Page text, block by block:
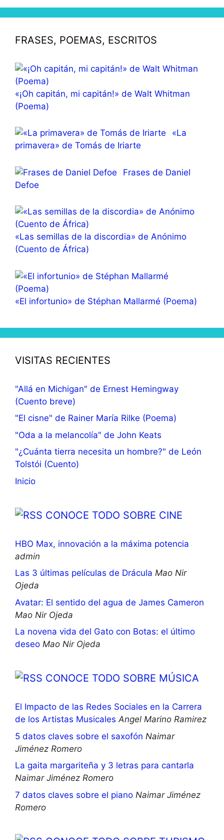
FRASES, POEMAS, ESCRITOS
«¡Oh capitán, mi capitán!» de Walt Whitman
(Poema)
«La
primavera» de Tomás de Iriarte
Frases de Daniel
Defoe
«Las semillas de la discordia» de Anónimo
(Cuento de África)
«El infortunio» de Stéphan Mallarmé (Poema)
VISITAS RECIENTES
"Allá en Michigan" de Ernest Hemingway
(Cuento breve)
"El cisne" de Rainer María Rilke (Poema)
"Oda a la melancolía" de John Keats
"¿Cuánta tierra necesita un hombre?" de León
Tolstói (Cuento)
Inicio
CONOCE TODO SOBRE CINE
HBO Max, innovación a la máxima potencia
admin
Las 3 últimas películas de Drácula Mao Nir
Ojeda
Avatar: El sentido del agua de James Cameron
Mao Nir Ojeda
La novena vida del Gato con Botas: el último
deseo Mao Nir Ojeda
CONOCE TODO SOBRE MÚSICA
El Impacto de las Redes Sociales en la Carrera
de los Artistas Musicales Angel Marino Ramirez
5 datos claves sobre el saxofón Naimar
Jiménez Romero
La gaita margariteña y 3 letras para cantarla
Naimar Jiménez Romero
7 datos claves sobre el piano Naimar Jiménez
Romero